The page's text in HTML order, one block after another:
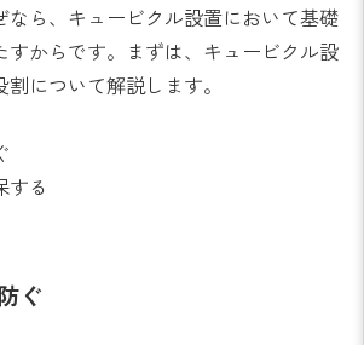
なら、キュービクル設置において基礎
すからです。まずは、キュービクル設
について解説します。
する
ぐ